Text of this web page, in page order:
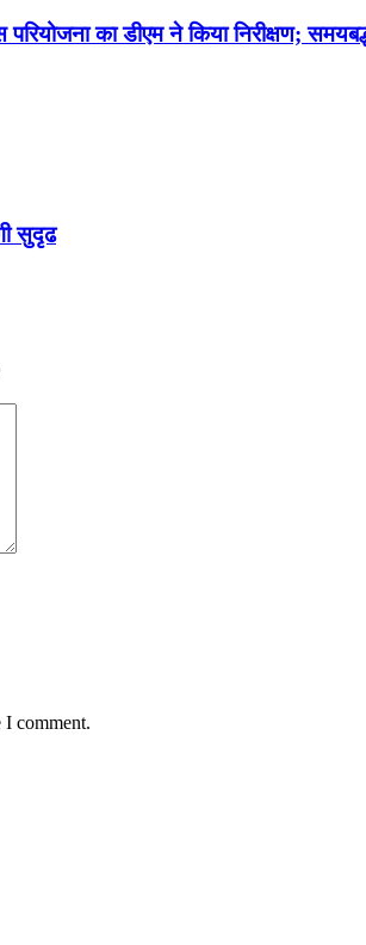
का डीएम ने किया निरीक्षण;
सुदृढ
I comment.